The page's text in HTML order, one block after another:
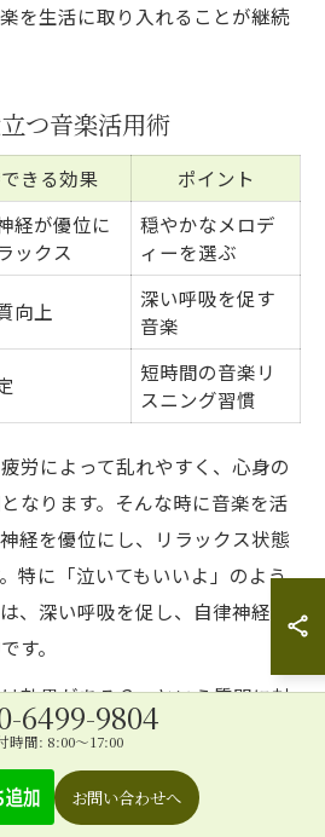
を生活に取り入れることが継続
つ音楽活用術
きる効果
ポイント
経が優位に
ックス
穏やかなメロデ
ィーを選ぶ
向上
深い呼吸を促す
音楽
短時間の音楽リ
スニング習慣
労によって乱れやすく、心身の
なります。そんな時に音楽を活
経を優位にし、リラックス状態
特に「泣いてもいいよ」のよう
、深い呼吸を促し、自律神経の
す。
効果がある？」という質問に対
ンセリングの現場で音楽療法が
増えています。心が不安定な時
も音楽を聴く習慣を持つこと
6499-9804
時間: 8:00～17:00
お問い合わせへ